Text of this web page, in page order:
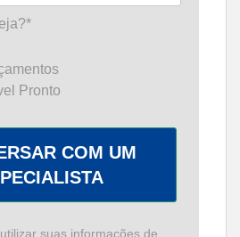
Pronto
COM UM
suas informações de